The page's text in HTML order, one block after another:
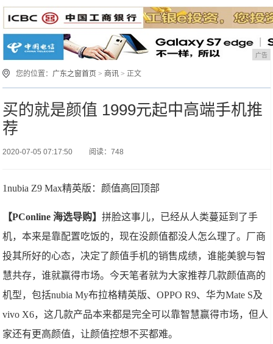
广告
您的位置： 广东之窗首页 > 商讯 > 正文
买的就是颜值 1999元起中高端手机推
荐
2020-07-05 07:17:50 阅读：748
1nubia Z9 Max精英版：颜值高回顶部
【PConline 海选导购】拼脸这事儿，已经从人类蔓延到了手
机，本来是靠配置吃饭的，现在没颜值都没人怎么理了。厂商
投其所好的心态，决定了颜值手机的销售成绩，谁能美貌与智
慧共存，谁就赢得市场。今天笔者就为大家推荐几款颜值高的
机型，包括nubia My布拉格精英版、OPPO R9、华为Mate S及
vivo X6，这几款产品本来都是完全可以靠智慧赢得市场，但人
家还有更高颜值，让颜值控想不买都难。